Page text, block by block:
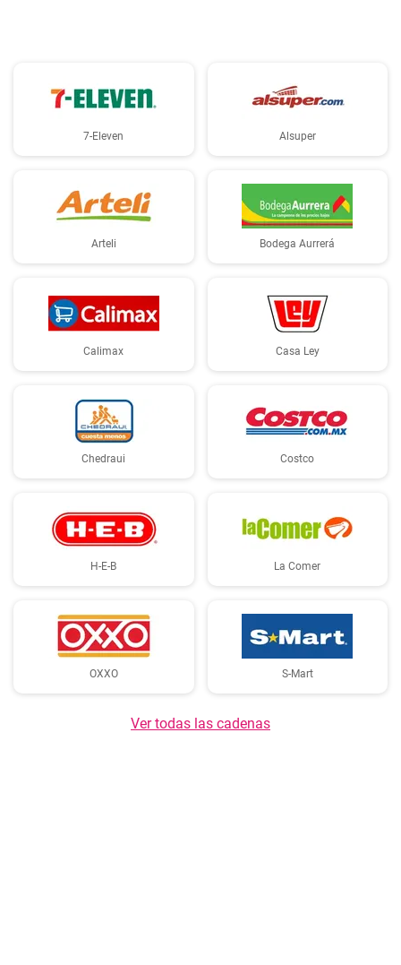
7-Eleven Alsuper
Arteli Bodega Aurrerá
Calimax Casa Ley
Chedraui Costco
H-E-B La Comer
OXXO S-Mart
Ver todas las cadenas